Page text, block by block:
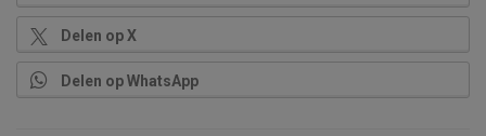
Delen op X
Delen op WhatsApp